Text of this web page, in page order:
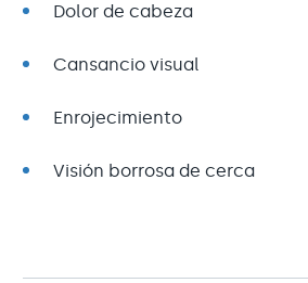
Dolor de cabeza
Cansancio visual
Enrojecimiento
Visión borrosa de cerca